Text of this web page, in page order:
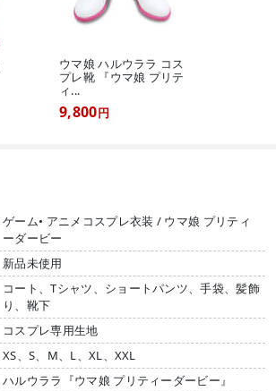
ウマ娘 ハルウララ コス
プレ靴 『ウマ娘 プリテ
ィ...
9,800円
ゲーム• アニメコスプレ衣装 / ウマ娘 プリティ
ーダービー
新品未使用
コート、Tシャツ、ショートパンツ、手袋、髪飾
り、靴下
コスプレ専用生地
XS、S、M、L、XL、XXL
ハルウララ『ウマ娘 プリティーダービー』